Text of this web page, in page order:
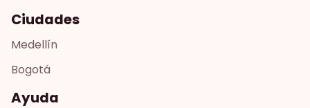
Ciudades
Medellín
Bogotá
Ayuda